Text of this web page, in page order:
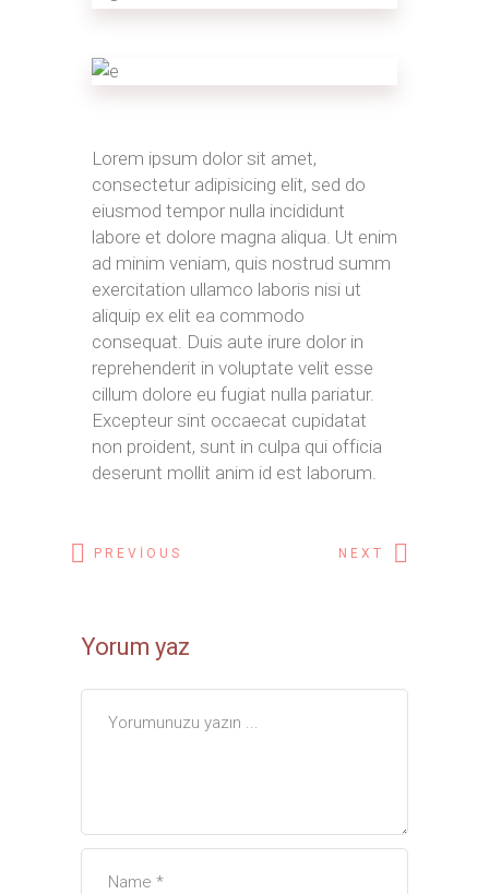
Lorem ipsum dolor sit amet,
consectetur adipisicing elit, sed do
eiusmod tempor nulla incididunt
labore et dolore magna aliqua. Ut enim
ad minim veniam, quis nostrud summ
exercitation ullamco laboris nisi ut
aliquip ex elit ea commodo
consequat. Duis aute irure dolor in
reprehenderit in voluptate velit esse
cillum dolore eu fugiat nulla pariatur.
Excepteur sint occaecat cupidatat
non proident, sunt in culpa qui officia
deserunt mollit anim id est laborum.
PREVIOUS NEXT
Yorum yaz